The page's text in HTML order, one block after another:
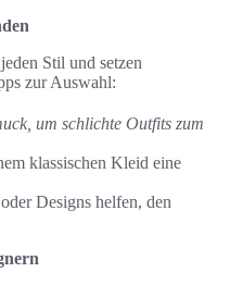
Stil und setzen
zur Auswahl:
um schlichte Outfits zum
klassischen Kleid eine
Designs helfen, den